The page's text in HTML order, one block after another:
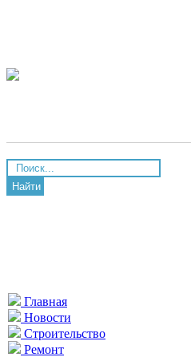
Найти
Главная
Новости
Строительство
Ремонт